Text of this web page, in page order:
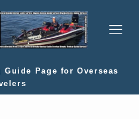
Page for Overseas